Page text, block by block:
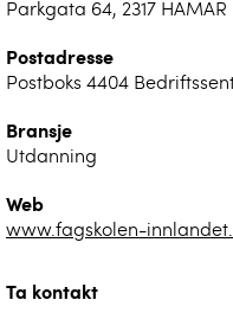
Parkgata 64, 2317 HAMAR
Postadresse
Postboks 4404
Bransje
Utdanning
Web
www.fagskolen-
Ta kontakt